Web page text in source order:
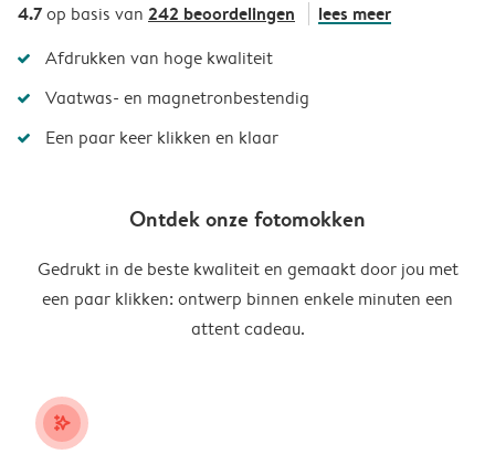
4.7op basis van 242 beoordelingen lees meer
Afdrukken van hoge kwaliteit
Vaatwas- en magnetronbestendig
Een paar keer klikken en klaar
Ontdek onze fotomokken
Gedrukt in de beste kwaliteit en gemaakt door jou met
een paar klikken: ontwerp binnen enkele minuten een
attent cadeau.
stars_plus